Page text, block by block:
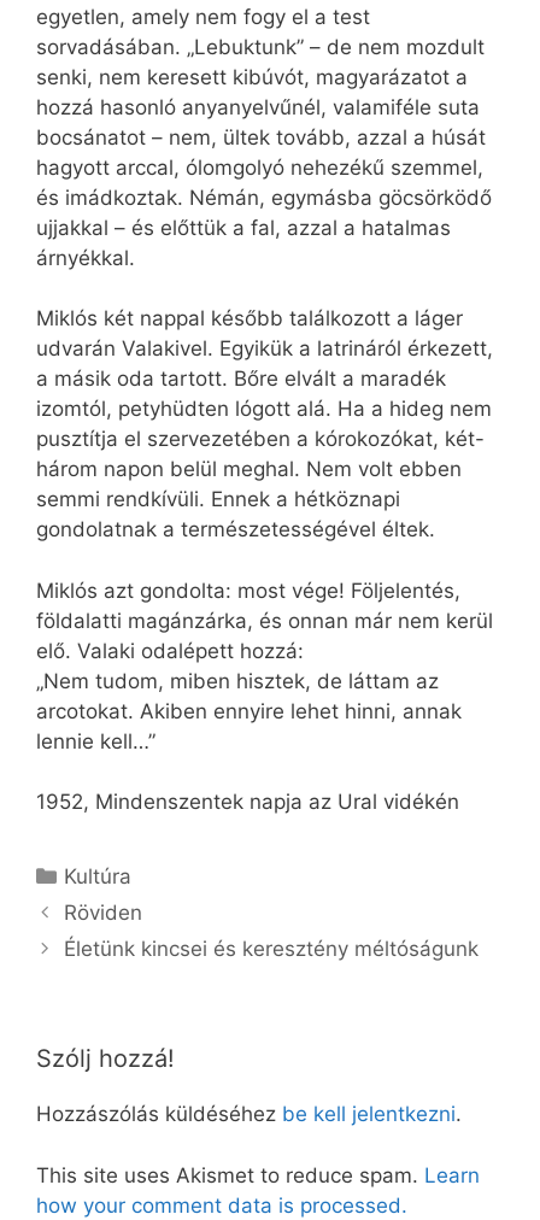
egyetlen, amely nem fogy el a test
sorvadásában. „Lebuktunk” – de nem mozdult
senki, nem keresett kibúvót, magyarázatot a
hozzá hasonló anyanyelvűnél, valamiféle suta
bocsánatot – nem, ültek tovább, azzal a húsát
hagyott arccal, ólomgolyó nehezékű szemmel,
és imádkoztak. Némán, egymásba göcsörködő
ujjakkal – és előttük a fal, azzal a hatalmas
árnyékkal.
Miklós két nappal később találkozott a láger
udvarán Valakivel. Egyikük a latrináról érkezett,
a másik oda tartott. Bőre elvált a maradék
izomtól, petyhüdten lógott alá. Ha a hideg nem
pusztítja el szervezetében a kórokozókat, két-
három napon belül meghal. Nem volt ebben
semmi rendkívüli. Ennek a hétköznapi
gondolatnak a természetességével éltek.
Miklós azt gondolta: most vége! Följelentés,
földalatti magánzárka, és onnan már nem kerül
elő. Valaki odalépett hozzá:
„Nem tudom, miben hisztek, de láttam az
arcotokat. Akiben ennyire lehet hinni, annak
lennie kell…”
1952, Mindenszentek napja az Ural vidékén
Kategória
Kultúra
Röviden
Életünk kincsei és keresztény méltóságunk
Szólj hozzá!
Hozzászólás küldéséhez be kell jelentkezni.
This site uses Akismet to reduce spam. Learn
how your comment data is processed.